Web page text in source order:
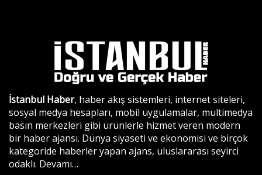
İstanbul Haber, haber akış sistemleri, internet siteleri,
sosyal medya hesapları, mobil uygulamalar, multimedya
basın merkezleri gibi ürünlerle hizmet veren modern
bir haber ajansı. Dünya siyaseti ve ekonomisi ve birçok
kategoride haberler yapan ajans, uluslararası seyirci
odaklı. Devamı…